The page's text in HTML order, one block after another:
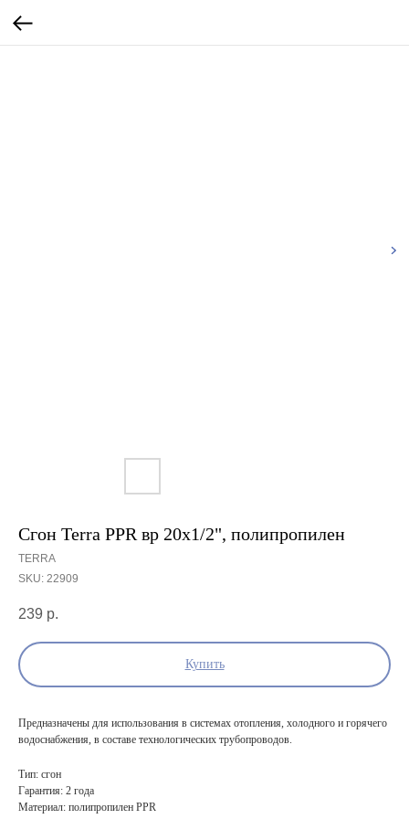
Сгон Terra PPR вр 20х1/2", полипропилен
TERRA
SKU: 22909
239 р.
Купить
Предназначены для использования в системах отопления, холодного и горячего
водоснабжения, в составе технологических трубопроводов.
Тип: сгон
Гарантия: 2 года
Материал: полипропилен PPR